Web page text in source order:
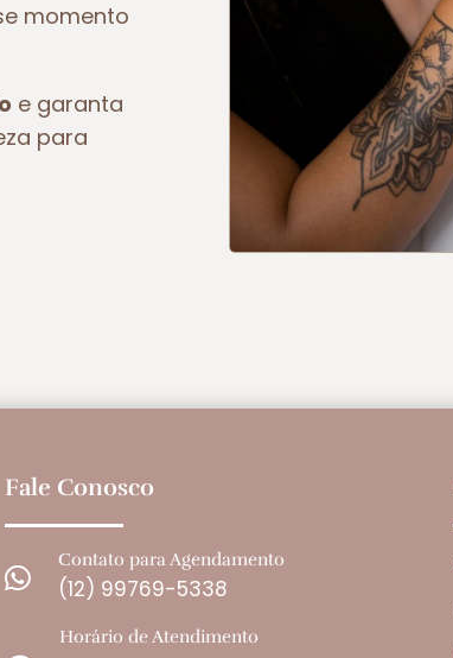
momento
e garanta
para
Fale Conosco

Contato para Agendamento
(12) 99769-5338
Horário de Atendimento